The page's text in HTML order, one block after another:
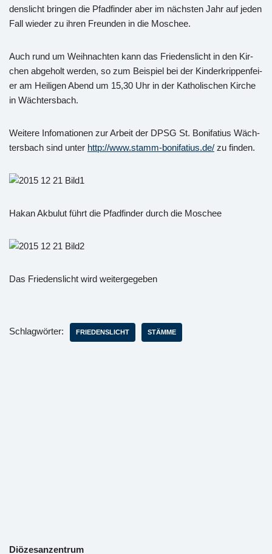
dens­licht brin­gen die Pfad­fin­der aber im nächs­ten Jahr auf jeden
Fall wie­der zu ihren Freun­den in die Mo­schee.
Auch rund um Weih­nach­ten kann das Frie­dens­licht in den Kir­
chen ab­ge­holt wer­den, so zum Bei­spiel bei der Kin­der­krip­pen­fei­
er am Hei­li­gen Abend um 15,30 Uhr in der Ka­tho­li­schen Kir­che
in Wäch­ters­bach.
Wei­te­re In­fo­ma­tio­nen zur Ar­beit der DPSG St. Bo­ni­fa­ti­us Wäch­
ters­bach sind unter http://​www.​stamm-bo­ni­fa­ti­us.​de/​ zu fin­den.
Hakan Ak­bu­lut führt die Pfad­fin­der durch die Mo­schee
Das Frie­dens­licht wird wei­ter­ge­ge­ben
Schlagwörter: FRIEDENSLICHT STÄMME
Diözesanzentrum